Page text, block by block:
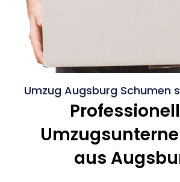
Umzug Augsburg Schumen
aus